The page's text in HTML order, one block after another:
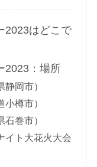
2023はどこで
2023：場所
岡市）
樽市）
巻市）
イト大花火大会